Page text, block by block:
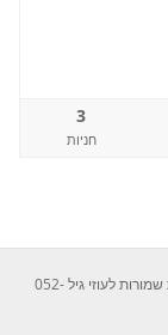
3
חניות
© 2026 עוזי גיל, נדלן, מכירה, תיווך, עמק חפר. כל הזכויות שמורות לעוזי גיל 052-